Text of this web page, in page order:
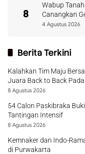
8
Wabup
Canangkan
4 Agustus 2026
Berita Terkini
Kalahkan Tim Maju
Juara Back to Back
8 Agustus 2026
54 Calon Paskibraka
Tantingan Intensif
8 Agustus 2026
Kemnaker dan Indo-
di Purwakarta